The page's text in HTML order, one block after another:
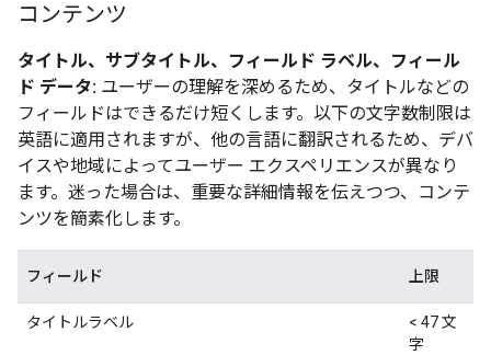
コンテンツ
タイトル、サブタイトル、フィールド ラベル、フィール
ド データ: ユーザーの理解を深めるため、タイトルなどの
フィールドはできるだけ短くします。以下の文字数制限は
英語に適用されますが、他の言語に翻訳されるため、デバ
イスや地域によってユーザー エクスペリエンスが異なり
ます。迷った場合は、重要な詳細情報を伝えつつ、コンテ
ンツを簡素化します。
フィールド 上限
タイトルラベル
< 47 文
字